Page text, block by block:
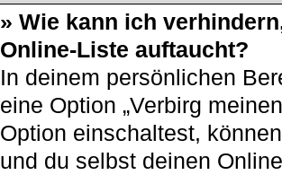
» Wie kann ich
Online-Liste auftaucht?
In deinem persönlichen
eine Option „Verbirg
Option einschaltest,
und du selbst deinen